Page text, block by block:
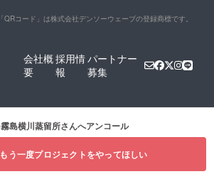
「QRコード」は株式会社デンソーウェーブの登録商標です。
会社概
要
採用情
報
パートナー
募集
霧島横川蒸留所さんへアンコール
もう一度プロジェクトをやってほしい